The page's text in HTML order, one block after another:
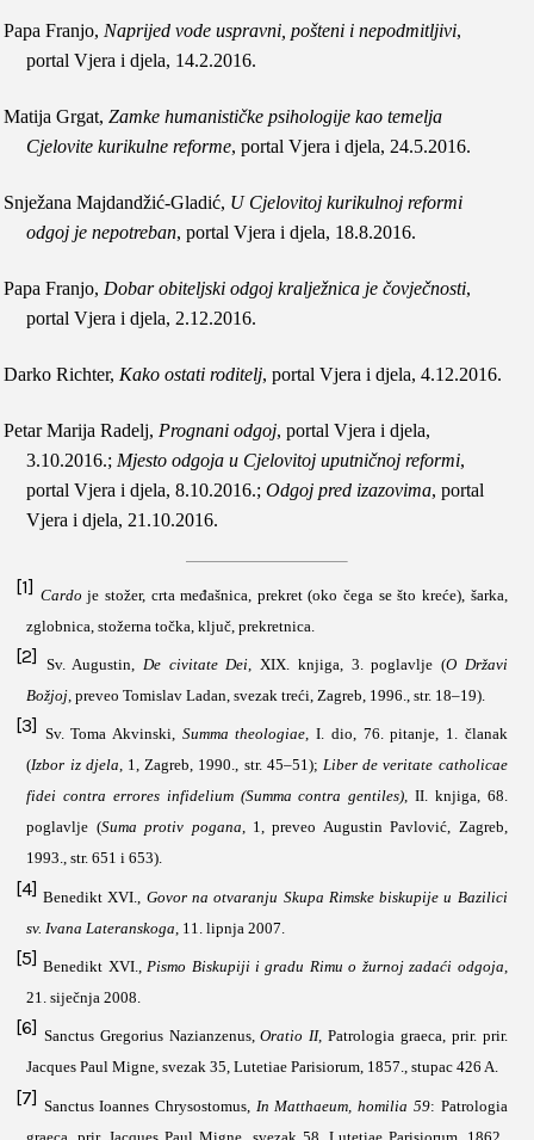
Papa Franjo, Naprijed vode uspravni, pošteni i nepodmitljivi,
portal Vjera i djela, 14.2.2016.
Matija Grgat,Zamke humanističke psihologije kao temelja
Cjelovite kurikulne reforme,portal Vjera i djela, 24.5.2016.
Snježana Majdandžić-Gladić, U Cjelovitoj kurikulnoj reformi
odgoj je nepotreban,portal Vjera i djela, 18.8.2016.
Papa Franjo, Dobar obiteljski odgoj kralježnica je čovječnosti,
portal Vjera i djela, 2.12.2016.
Darko Richter, Kako ostati roditelj, portal Vjera i djela, 4.12.2016.
Petar Marija Radelj, Prognani odgoj, portal Vjera i djela,
3.10.2016.; Mjesto odgoja u Cjelovitoj uputničnoj reformi,
portal Vjera i djela,8.10.2016.;Odgoj pred izazovima, portal
Vjera i djela, 21.10.2016.
[1] Cardo je stožer, crta međašnica, prekret (oko čega se što kreće), šarka,
zglobnica, stožerna točka, ključ, prekretnica
[2] Sv. Augustin,De civitate Dei, XIX. knjiga, 3. poglavlje (O Državi
Božjoj, preveo Tomislav Ladan, svezak treći, Zagreb, 1996., str. 18–19).
[3] Sv. Toma Akvinski, Summa theologiae, I. dio, 76. pitanje, 1. članak
(Izbor iz djela, 1, Zagreb, 1990., str. 45–51);Liber de veritate catholicae
fidei contra errores infidelium (Summa contra gentiles), II. knjiga, 68.
poglavlje (Suma protiv pogana, 1, preveo Augustin Pavlović, Zagreb,
1993., str. 651 i 653).
[4] Benedikt XVI., Govor na otvaranju Skupa Rimske biskupije u Bazilici
sv. Ivana Lateranskoga , 11. lipnja 2007.
[5] Benedikt XVI.,Pismo Biskupiji i gradu Rimu o žurnoj zadaći odgoja,
21. siječnja 2008.
[6] Sanctus Gregorius Nazianzenus,Oratio II, Patrologia graeca, prir. prir.
Jacques Paul Migne, svezak 35,Lutetiae Parisiorum, 1857.,stupac 426 A.
[7] Sanctus Ioannes Chrysostomus, In Matthaeum, homilia 59: Patrologia